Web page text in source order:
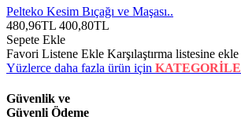
Pelteko Kesim Bıçağı ve Maşası..
480,96TL 400,80TL
Sepete Ekle
Favori Listene Ekle Karşılaştırma listesine ekle
Yüzlerce daha fazla ürün için
Güvenlik ve
Güvenli Ödeme